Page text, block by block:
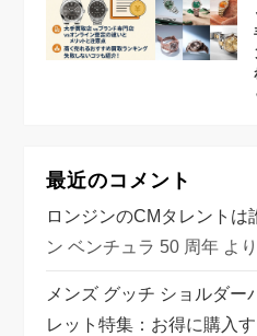
最近のコメント
ロンジンのCMタレントは
ン ベンチュラ 50 周年 より
メンズ グッチ ショルダー
レット特集：お得に購入